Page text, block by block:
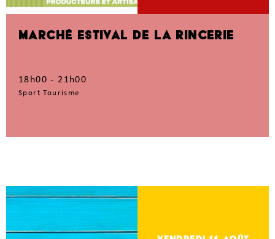
MARCHÉ ESTIVAL DE LA RINCERIE
18h00 - 21h00
Sport Tourisme